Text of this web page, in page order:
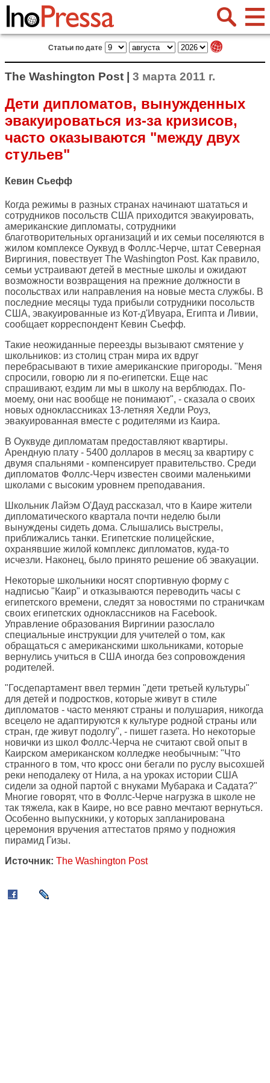
Статьи по дате
The Washington Post | 3 марта 2011 г.
Дети дипломатов, вынужденных
эвакуироваться из-за кризисов,
часто оказываются "между двух
стульев"
Кевин Сьефф
Когда режимы в разных странах начинают шататься и
сотрудников посольств США приходится эвакуировать,
американские дипломаты, сотрудники
благотворительных организаций и их семьи поселяются в
жилом комплексе Оуквуд в Фоллс-Черче, штат Северная
Виргиния, повествует The Washington Post. Как правило,
семьи устраивают детей в местные школы и ожидают
возможности возвращения на прежние должности в
посольствах или направления на новые места службы. В
последние месяцы туда прибыли сотрудники посольств
США, эвакуированные из Кот-д'Ивуара, Египта и Ливии,
сообщает корреспондент Кевин Сьефф.
Такие неожиданные переезды вызывают смятение у
школьников: из столиц стран мира их вдруг
перебрасывают в тихие американские пригороды. "Меня
спросили, говорю ли я по-египетски. Еще нас
спрашивают, ездим ли мы в школу на верблюдах. По-
моему, они нас вообще не понимают", - сказала о своих
новых одноклассниках 13-летняя Хедли Роуз,
эвакуированная вместе с родителями из Каира.
В Оуквуде дипломатам предоставляют квартиры.
Арендную плату - 5400 долларов в месяц за квартиру с
двумя спальнями - компенсирует правительство. Среди
дипломатов Фоллс-Черч известен своими маленькими
школами с высоким уровнем преподавания.
Школьник Лайэм О'Дауд рассказал, что в Каире жители
дипломатического квартала почти неделю были
вынуждены сидеть дома. Слышались выстрелы,
приближались танки. Египетские полицейские,
охранявшие жилой комплекс дипломатов, куда-то
исчезли. Наконец, было принято решение об эвакуации.
Некоторые школьники носят спортивную форму с
надписью "Каир" и отказываются переводить часы с
египетского времени, следят за новостями по страничкам
своих египетских одноклассников на Facebook.
Управление образования Виргинии разослало
специальные инструкции для учителей о том, как
обращаться с американскими школьниками, которые
вернулись учиться в США иногда без сопровождения
родителей.
"Госдепартамент ввел термин "дети третьей культуры"
для детей и подростков, которые живут в стиле
дипломатов - часто меняют страны и полушария, никогда
всецело не адаптируются к культуре родной страны или
стран, где живут подолгу", - пишет газета. Но некоторые
новички из школ Фоллс-Черча не считают свой опыт в
Каирском американском колледже необычным: "Что
странного в том, что кросс они бегали по руслу высохшей
реки неподалеку от Нила, а на уроках истории США
сидели за одной партой с внуками Мубарака и Садата?"
Многие говорят, что в Фоллс-Черче нагрузка в школе не
так тяжела, как в Каире, но все равно мечтают вернуться.
Особенно выпускники, у которых запланирована
церемония вручения аттестатов прямо у подножия
пирамид Гизы.
Источник: The Washington Post